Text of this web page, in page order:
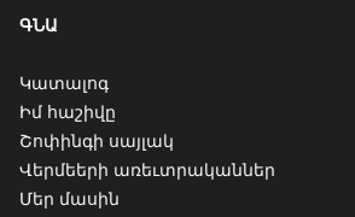
ԳՆԱ
Կատալոգ
Իմ հաշիվը
Շոփինգի սայլակ
Վերմեերի առեւտրականներ
Մեր մասին